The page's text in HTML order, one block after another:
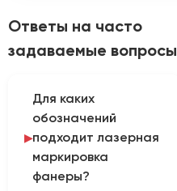
Ответы на часто
задаваемые вопросы
Для каких
обозначений
подходит лазерная
маркировка
фанеры?